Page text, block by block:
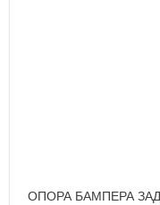
ОПОРА БАМПЕРА